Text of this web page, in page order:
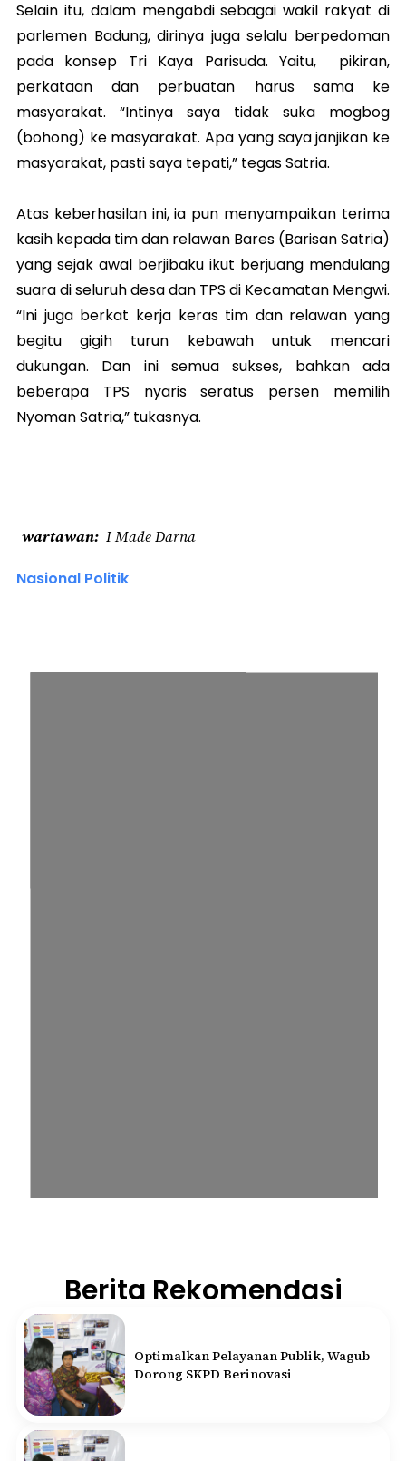
Selain itu, dalam mengabdi sebagai wakil rakyat di
parlemen Badung, dirinya juga selalu berpedoman
pada konsep Tri Kaya Parisuda. Yaitu, pikiran,
perkataan dan perbuatan harus sama ke
masyarakat. “Intinya saya tidak suka mogbog
(bohong) ke masyarakat. Apa yang saya janjikan ke
masyarakat, pasti saya tepati,” tegas Satria.
Atas keberhasilan ini, ia pun menyampaikan terima
kasih kepada tim dan relawan Bares (Barisan Satria)
yang sejak awal berjibaku ikut berjuang mendulang
suara di seluruh desa dan TPS di Kecamatan Mengwi.
“Ini juga berkat kerja keras tim dan relawan yang
begitu gigih turun kebawah untuk mencari
dukungan. Dan ini semua sukses, bahkan ada
beberapa TPS nyaris seratus persen memilih
Nyoman Satria,” tukasnya.
wartawan I Made Darna
Nasional Politik
Berita Rekomendasi
Optimalkan Pelayanan Publik, Wagub
Dorong SKPD Berinovasi